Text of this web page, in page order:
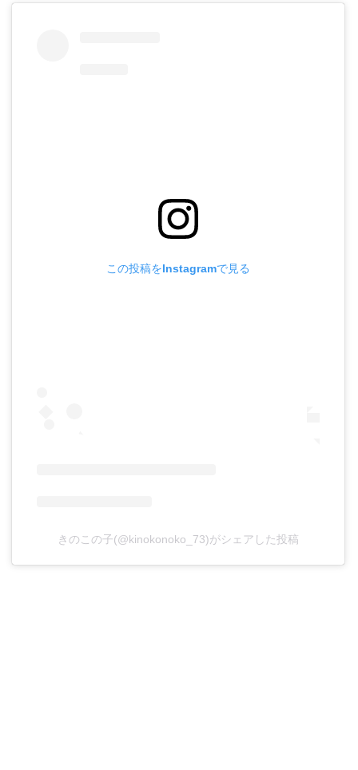
この投稿をInstagramで見る
きのこの子(@kinokonoko_73)がシェアした投稿